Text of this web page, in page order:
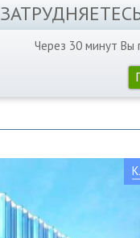
Через 30 минут Вы